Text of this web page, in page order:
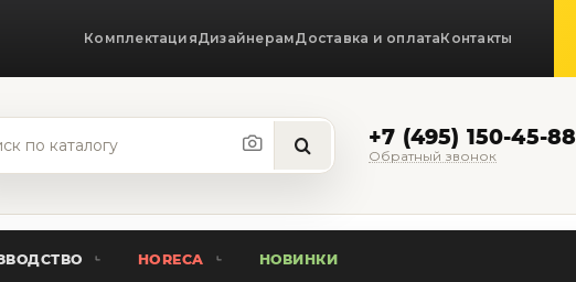
КомплектацияДизайнерамДоставка и оплатаКонтакты
+7 (495) 150-45-88
Обратный звонок
HORECA НОВИНКИ